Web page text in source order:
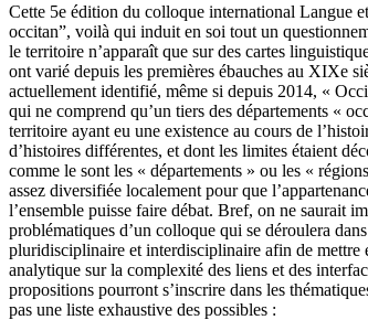
Cette 5e édition du colloque international Langue
occitan”, voilà qui induit en soi tout un
le territoire n’apparaît que sur des cartes
ont varié depuis les premières ébauches au XIXe
actuellement identifié, même si depuis 2014, «
qui ne comprend qu’un tiers des départements «
territoire ayant eu une existence au cours de
d’histoires différentes, et dont les limites étaient
comme le sont les « départements » ou les «
assez diversifiée localement pour que
l’ensemble puisse faire débat. Bref, on ne saurait
problématiques d’un colloque qui se déroulera
pluridisciplinaire et interdisciplinaire afin de mettre
analytique sur la complexité des liens et des
propositions pourront s’inscrire dans les
pas une liste exhaustive des possibles :